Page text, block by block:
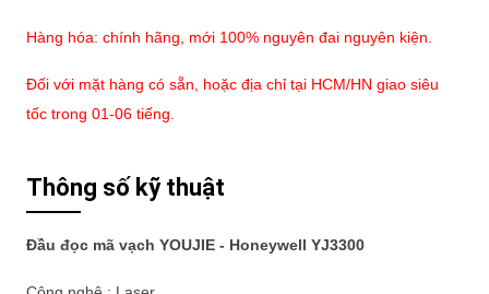
Hàng hóa: chính hãng, mới 100% nguyên đai nguyên kiện.
Đối với mặt hàng có sẵn, hoặc địa chỉ tại HCM/HN giao siêu
tốc trong 01-06 tiếng.
Thông số kỹ thuật
Đầu đọc mã vạch YOUJIE - Honeywell YJ3300